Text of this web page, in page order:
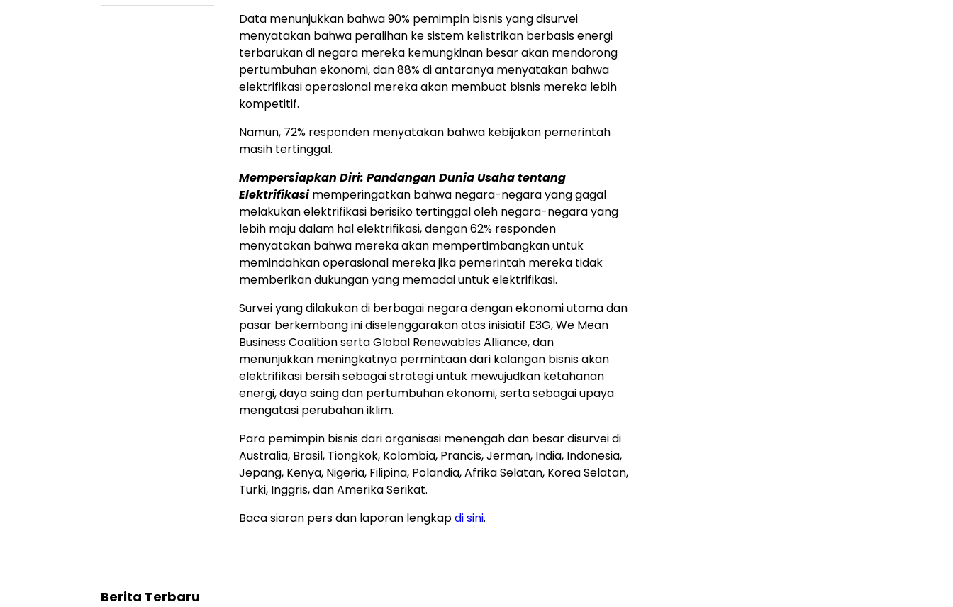
Data menunjukkan bahwa 90% pemimpin bisnis yang disurvei
menyatakan bahwa peralihan ke sistem kelistrikan berbasis energi
terbarukan di negara mereka kemungkinan besar akan mendorong
pertumbuhan ekonomi, dan 88% di antaranya menyatakan bahwa
elektrifikasi operasional mereka akan membuat bisnis mereka lebih
kompetitif.
Namun, 72% responden menyatakan bahwa kebijakan pemerintah
masih tertinggal.
Mempersiapkan Diri: Pandangan Dunia Usaha tentang
Elektrifikasimemperingatkan bahwa negara-negara yang gagal
melakukan elektrifikasi berisiko tertinggal oleh negara-negara yang
lebih maju dalam hal elektrifikasi, dengan 62% responden
menyatakan bahwa mereka akan mempertimbangkan untuk
memindahkan operasional mereka jika pemerintah mereka tidak
memberikan dukungan yang memadai untuk elektrifikasi.
Survei yang dilakukan di berbagai negara dengan ekonomi utama dan
pasar berkembang ini diselenggarakan atas inisiatif E3G, We Mean
Business Coalition serta Global Renewables Alliance, dan
menunjukkan meningkatnya permintaan dari kalangan bisnis akan
elektrifikasi bersih sebagai strategi untuk mewujudkan ketahanan
energi, daya saing dan pertumbuhan ekonomi, serta sebagai upaya
mengatasi perubahan iklim.
Para pemimpin bisnis dari organisasi menengah dan besar disurvei di
Australia, Brasil, Tiongkok, Kolombia, Prancis, Jerman, India, Indonesia,
Jepang, Kenya, Nigeria, Filipina, Polandia, Afrika Selatan, Korea Selatan,
Turki, Inggris, dan Amerika Serikat.
Baca siaran pers dan laporan lengkapdi sini.
Berita Terbaru